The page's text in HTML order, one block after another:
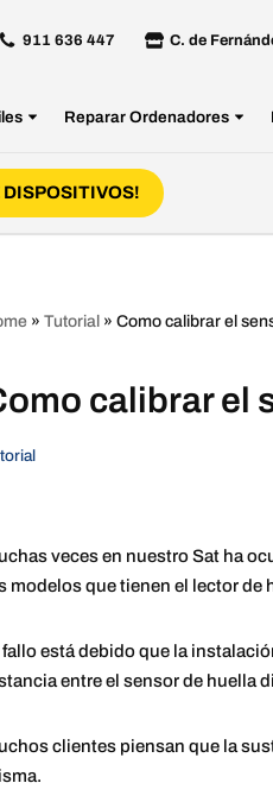
911 636 447 C. de
Reparar Ordenadores
DISPOSITIVOS!
» Tutorial » Como calibrar el
calibrar el
veces en nuestro Sat ha
modelos que tienen el lector de
fallo está debido que la
entre el sensor de huella
clientes piensan que la